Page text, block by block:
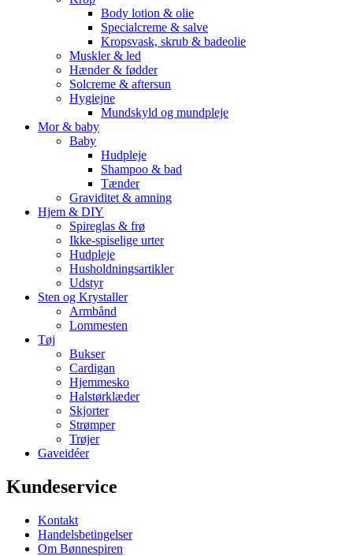
Body lotion & olie
Specialcreme & salve
Kropsvask, skrub & badeolie
Muskler & led
Hænder & fødder
Solcreme & aftersun
Hygiejne
Mundskyld og mundpleje
Mor & baby
Baby
Hudpleje
Shampoo & bad
Tænder
Graviditet & amning
Hjem & DIY
Spireglas & frø
Ikke-spiselige urter
Hudpleje
Husholdningsartikler
Udstyr
Sten og Krystaller
Armbånd
Lommesten
Tøj
Bukser
Cardigan
Hjemmesko
Halstørklæder
Skjorter
Strømper
Trøjer
Gaveidéer
Kundeservice
Kontakt
Handelsbetingelser
Om Bønnespiren